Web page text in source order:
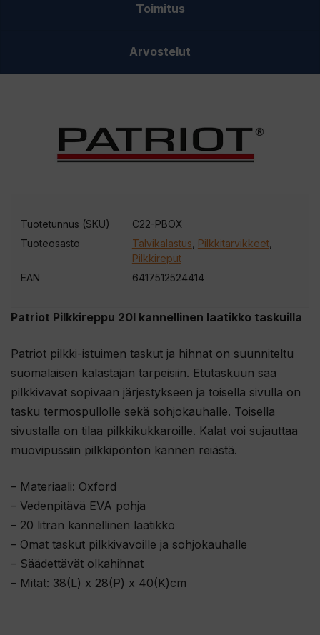
Toimitus
Arvostelut
Patriot Pilkkireppu 20l kannellinen laatikko taskuilla
Patriot pilkki-istuimen taskut ja hihnat on suunniteltu
suomalaisen kalastajan tarpeisiin. Etutaskuun saa
pilkkivavat sopivaan järjestykseen ja toisella sivulla on
tasku termospullolle sekä sohjokauhalle. Toisella
sivustalla on tilaa pilkkikukkaroille. Kalat voi sujauttaa
muovipussiin pilkkipöntön kannen reiästä.
– Materiaali: Oxford
– Vedenpitävä EVA pohja
– 20 litran kannellinen laatikko
– Omat taskut pilkkivavoille ja sohjokauhalle
– Säädettävät olkahihnat
– Mitat: 38(L) x 28(P) x 40(K)cm
Tuotetunnus (SKU)
C22-PBOX
Tuoteosasto
Talvikalastus Pilkkitarvikkeet,
Pilkkireput
EAN
6417512524414